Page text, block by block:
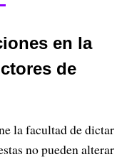
en la
de
la facultad de dictar
no pueden alterar